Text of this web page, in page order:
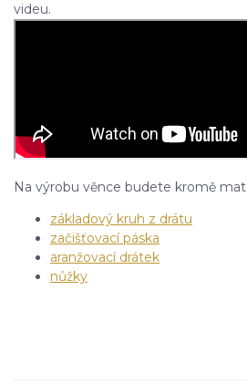
videu.
Na výrobu věnce budete kromě
základový kruh z drátu
začišťovací páska
aranžovací drátek
nůžky